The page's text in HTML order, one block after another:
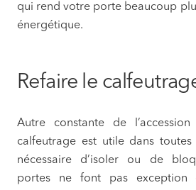
qui rend votre porte beaucoup
énergétique.
Refaire le
Autre constante de
calfeutrage est utile dans
nécessaire d’isoler ou de
portes ne font pas